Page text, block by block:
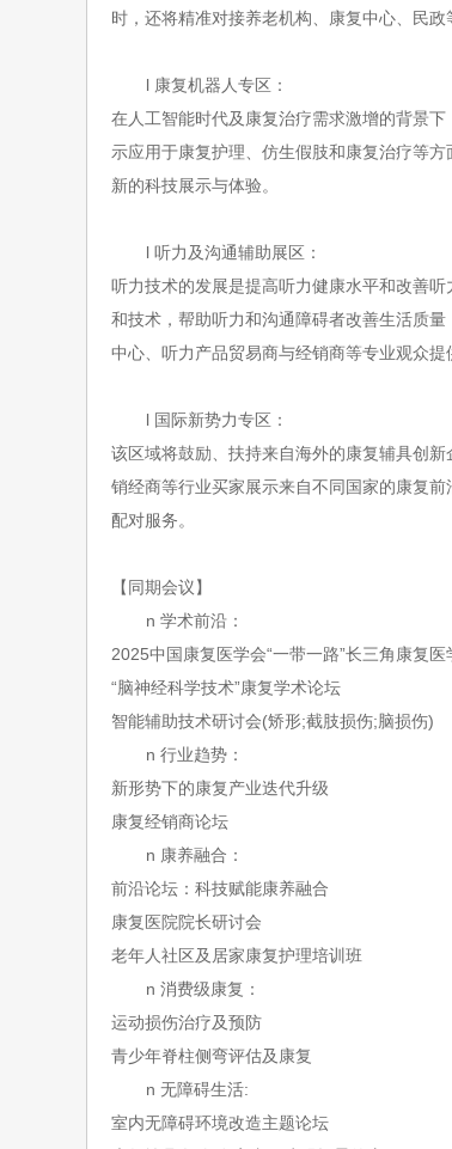
时，还将精准对接养老机构、康复中心、民政
l 康复机器人专区：
在人工智能时代及康复治疗需求激增的背景
示应用于康复护理、仿生假肢和康复治疗等
新的科技展示与体验。
l 听力及沟通辅助展区：
听力技术的发展是提高听力健康水平和改善
和技术，帮助听力和沟通障碍者改善生活质
中心、听力产品贸易商与经销商等专业观众提
l 国际新势力专区：
该区域将鼓励、扶持来自海外的康复辅具创新
销经商等行业买家展示来自不同国家的康复
配对服务。
【同期会议】
n 学术前沿：
2025中国康复医学会“一带一路”长三角康复医
“脑神经科学技术”康复学术论坛
智能辅助技术研讨会(矫形;截肢损伤;脑损伤)
n 行业趋势：
新形势下的康复产业迭代升级
康复经销商论坛
n 康养融合：
前沿论坛：科技赋能康养融合
康复医院院长研讨会
老年人社区及居家康复护理培训班
n 消费级康复：
运动损伤治疗及预防
青少年脊柱侧弯评估及康复
n 无障碍生活:
室内无障碍环境改造主题论坛